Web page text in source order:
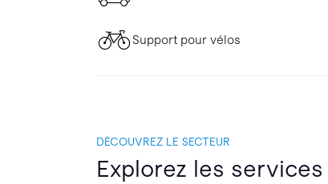
Support pour vélos
DÉCOUVREZ LE SECTEUR
Explorez les